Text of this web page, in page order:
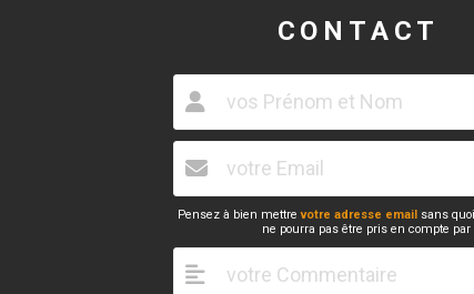
CONTACT
Pensez à bien mettrevotre adresse email sans
ne pourra pas être pris en compte